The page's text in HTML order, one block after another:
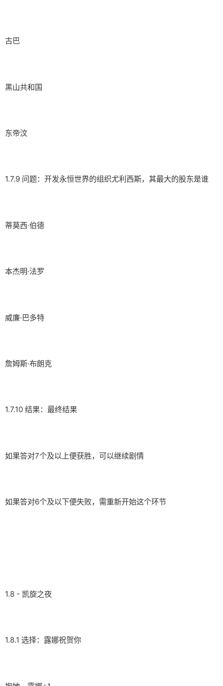
古巴
黑山共和国
东帝汶
1.7.9 问题：开发永恒世界的组织尤利西斯，其最大的股东是谁
蒂莫西·伯德
本杰明·法罗
威廉·巴多特
詹姆斯·布朗克
1.7.10 结果：最终结果
如果答对7个及以上便获胜，可以继续剧情
如果答对6个及以下便失败，需重新开始这个环节
1.8 - 凯旋之夜
1.8.1 选择：露娜祝贺你